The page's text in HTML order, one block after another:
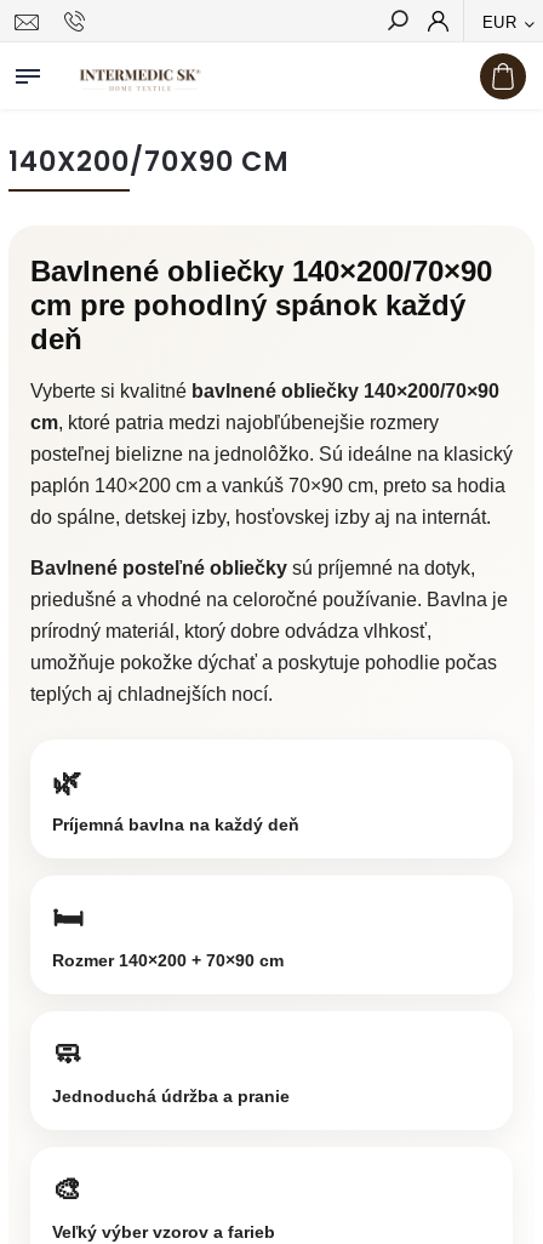
EUR
Hľadať
140X200/70X90 CM
Bavlnené obliečky 140×200/70×90
cm pre pohodlný spánok každý
deň
Vyberte si kvalitné bavlnené obliečky 140×200/70×90
cm, ktoré patria medzi najobľúbenejšie rozmery
posteľnej bielizne na jednolôžko. Sú ideálne na klasický
paplón 140×200 cm a vankúš 70×90 cm, preto sa hodia
do spálne, detskej izby, hosťovskej izby aj na internát.
Bavlnené posteľné obliečky sú príjemné na dotyk,
priedušné a vhodné na celoročné používanie. Bavlna je
prírodný materiál, ktorý dobre odvádza vlhkosť,
umožňuje pokožke dýchať a poskytuje pohodlie počas
teplých aj chladnejších nocí.
🌿
Príjemná bavlna na každý deň
🛏️
Rozmer 140×200 + 70×90 cm
🧼
Jednoduchá údržba a pranie
🎨
Veľký výber vzorov a farieb